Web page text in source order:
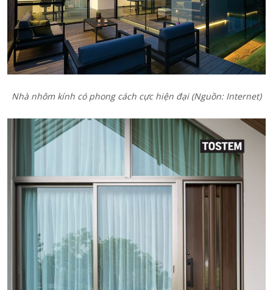
Nhà nhôm kính có phong cách cực hiện đại (Nguồn: Internet)